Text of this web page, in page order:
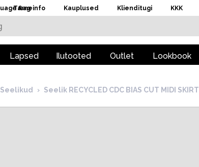
Tarneinfo Kauplused Klienditugi KKK
Lapsed Ilutooted Outlet Lookbook
Seelikud › Seelik RECYCLED CDC BIAS CUT MIDI SKIRT